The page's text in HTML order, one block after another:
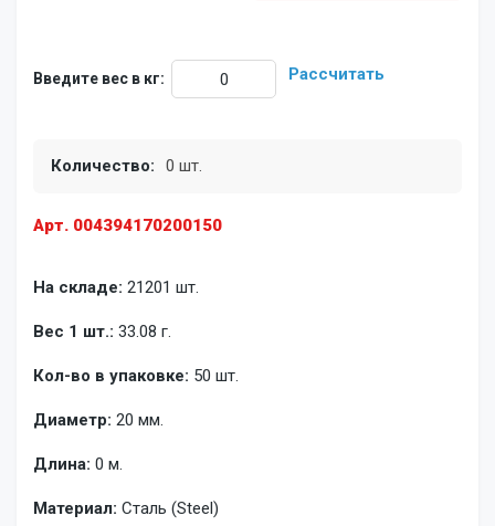
Арт. 004394170200150
На складе: 21201 шт.
Вес 1 шт.: 33.08 г.
Кол-во в упаковке: 50 шт.
Диаметр: 20 мм.
Длина: 0 м.
Материал: Сталь (Steel)
Введите вес в кг: Рассчитать
Количество: 0 шт.